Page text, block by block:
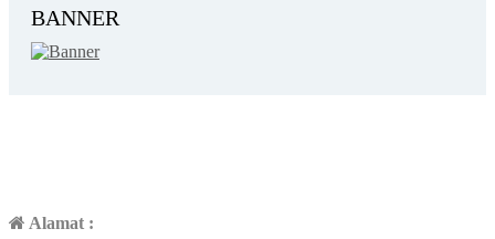
BANNER
Alamat :